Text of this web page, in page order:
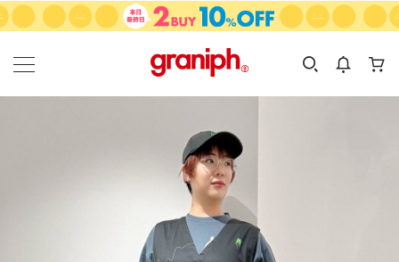
カテゴリーから探す
KIDS
カテゴリ
サイズ